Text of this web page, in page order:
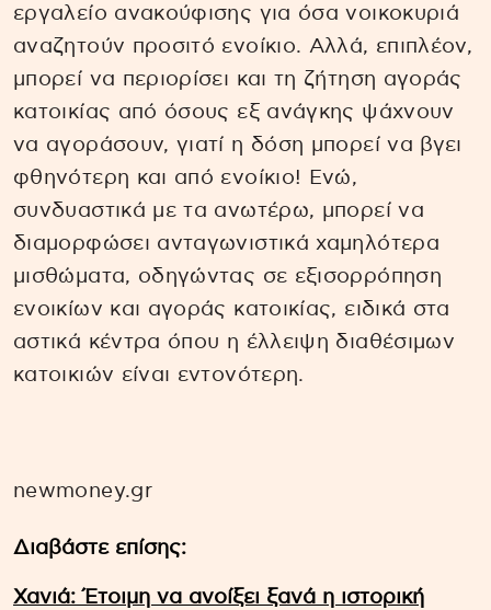
εργαλείο ανακούφισης για όσα νοικοκυριά
αναζητούν προσιτό ενοίκιο. Αλλά, επιπλέον,
μπορεί να περιορίσει και τη ζήτηση αγοράς
κατοικίας από όσους εξ ανάγκης ψάχνουν
να αγοράσουν, γιατί η δόση μπορεί να βγει
φθηνότερη και από ενοίκιο! Ενώ,
συνδυαστικά με τα ανωτέρω, μπορεί να
διαμορφώσει ανταγωνιστικά χαμηλότερα
μισθώματα, οδηγώντας σε εξισορρόπηση
ενοικίων και αγοράς κατοικίας, ειδικά στα
αστικά κέντρα όπου η έλλειψη διαθέσιμων
κατοικιών είναι εντονότερη.
newmoney.gr
Διαβάστε επίσης:
Χανιά: Έτοιμη να ανοίξει ξανά η ιστορική